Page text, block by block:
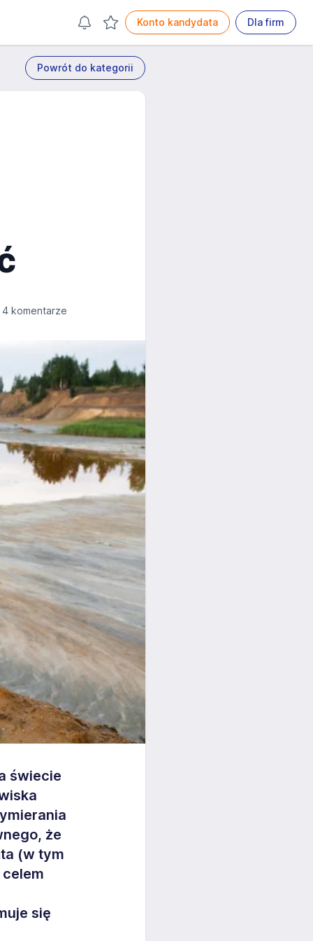
Konto kandydata Dla firm
Powrót do kategorii
4 komentarze
świecie
że
(w tym
się